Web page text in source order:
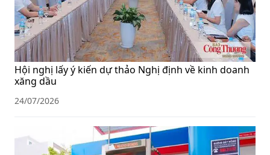
Hội nghị lấy ý kiến dự thảo Nghị định về kinh doanh
xăng dầu
24/07/2026